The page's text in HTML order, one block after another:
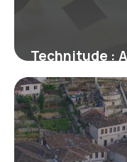
Technitude :
8 juillet 2026